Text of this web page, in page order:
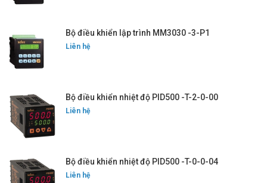
Bộ điều khiển lập trình MM3030 -3-P1
Liên hệ
Bộ điều khiển nhiệt độ PID500 -T-2-0-00
Liên hệ
Bộ điều khiển nhiệt độ PID500 -T-0-0-04
Liên hệ